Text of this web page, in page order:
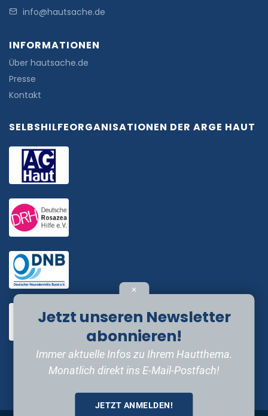
info@hautsache.de
INFORMATIONEN
Über hautsache.de
Presse
Kontakt
SELBSHILFEORGANISATIONEN DER ARGE HAUT
✕
Jetzt unseren Newsletter
abonnieren!
Immer aktuelle Infos zu Ihrem Hautthema.
Monatlich direkt ins E-Mail-Postfach!
JETZT ANMELDEN!